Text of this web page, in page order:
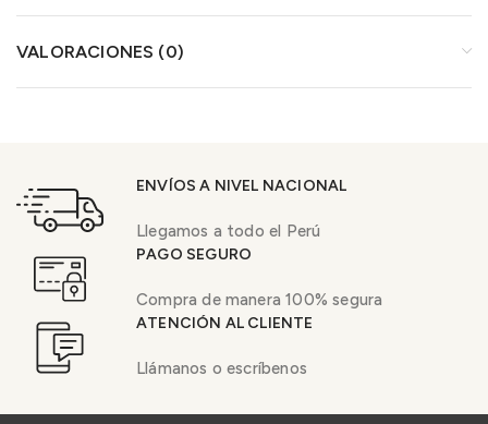
VALORACIONES (0)
ENVÍOS A NIVEL NACIONAL
Llegamos a todo el Perú
PAGO SEGURO
Compra de manera 100% segura
ATENCIÓN AL CLIENTE
Llámanos o escríbenos